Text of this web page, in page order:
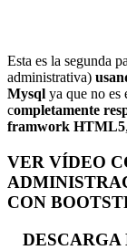
Esta es la segunda
administrativa)
Mysql ya que no es
completamente
framwork HTML5,
VER VÍDEO
CON